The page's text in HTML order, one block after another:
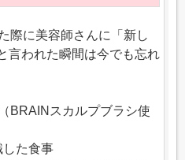
際に美容師さんに「新し
言われた瞬間は今でも忘れ
BRAINスカルプブラシ使
した食事